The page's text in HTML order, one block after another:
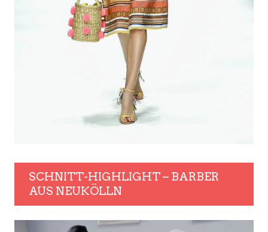
SCHNITT-HIGHLIGHT – BARBER
AUS NEUKÖLLN